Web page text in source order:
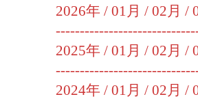
2026年 / 01月 / 02月 /
2025年 / 01月 / 02月 /
2024年 / 01月 / 02月 /